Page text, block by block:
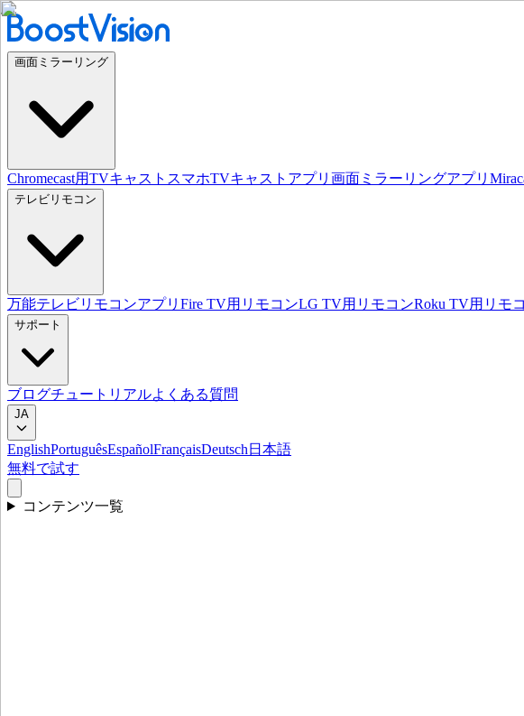
画面ミラーリング
Chromecast用TVキャスト スマホTVキャストアプリ 画面ミラーリングアプリ
テレビリモコン
万能テレビリモコンアプリ Fire TV用リモコンLG TV用リモコンRoku TV用リモ
サポート
ブログチュートリアルよくある質問
JA
EnglishPortuguêsEspañolFrançaisDeutsch 日本語
無料で試す
コンテンツ一覧